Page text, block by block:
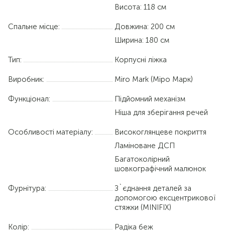
Висота: 118 см
Спальне місце: Довжина: 200 см
Ширина: 180 см
Тип: Корпусні ліжка
Виробник: Miro Mark (Міро Марк)
Функціонал:
Підйомний механізм
Ніша для зберігання речей
Особливості матеріалу:
Високоглянцеве покриття
Ламіноване ДСП
Багатоколірний
шовкографічний малюнок
Фурнітура:
З`єднання деталей за
допомогою ексцентрикової
стяжки (MINIFIX)
Колір: Радіка беж